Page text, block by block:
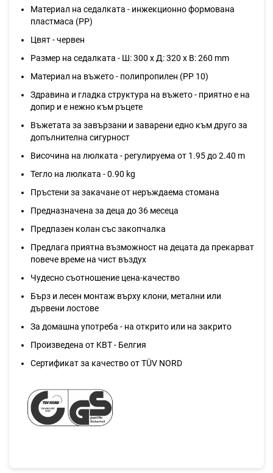
Материал на седалката - инжекционно формована
пластмаса (PP)
Цвят - червен
Размер на седалката - Ш: 300 х Д: 320 х В: 260 mm
Материал на въжето - полипропилен (PP 10)
Здравина и гладка структура на въжето - приятно e на
допир и е нежно към ръцете
Въжетата за завързани и заварени едно към друго за
допълнителна сигурност
Височина на люлката - регулируема от 1.95 до 2.40 m
Тегло на люлката - 0.90 kg
Пръстени за закачане от неръждаема стомана
Предназначена за деца до 36 месеца
Предпазен колан със закопчалка
Предлага приятна възможност на децата да прекарват
повече време на чист въздух
Чудесно съотношение цена-качество
Бърз и лесен монтаж върху клони, метални или
дървени лостове
За домашна употреба - на открито или на закрито
Произведена от KBT - Белгия
Сертификат за качество от TÜV NORD